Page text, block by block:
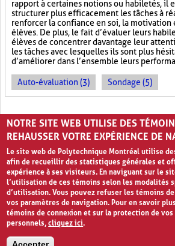
rapport à certaines notions ou habiletés, il
structurer plus efficacement les tâches à
renforcer la confiance en soi, la motivation
élèves. De plus, le fait d’évaluer leurs
élèves de concentrer davantage leur
les tâches avec lesquelles ils sont plus
d’améliorer dans l’ensemble leurs
Auto-évaluation (3) Sondage (5)
PAGES
« ‹ 1 2 3 4 5 › »
NOTRE SITE WEB UTILISE DES
REHAUSSER VOTRE EXPÉRIENCE DE
Le site web de Polytechnique Montréal utilise
afin de recueillir des statistiques générales et
expérience à ses visiteurs. En naviguant sur le
l’utilisation de ces témoins selon les modalités
d’utilisation. Vous pouvez refuser les témoins
vos paramètres de navigation. Pour en savoir
témoins de connexion et sur la protection de
personnels,cliquez ici.